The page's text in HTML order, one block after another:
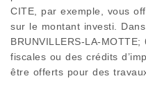
CITE, par exemple, vous
sur le montant investi.
BRUNVILLERS-LA-
fiscales ou des crédits
être offerts pour des